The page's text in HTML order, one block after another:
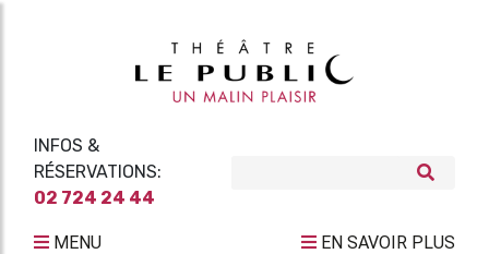
INFOS &
RÉSERVATIONS:
02 724 24 44
MENU EN SAVOIR PLUS